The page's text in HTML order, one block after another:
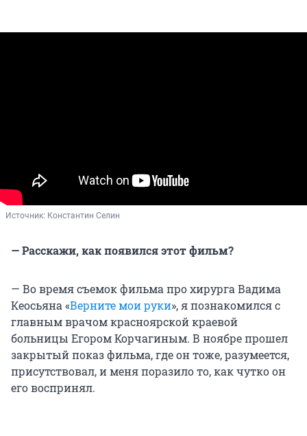
Источник: Константин Селин
— Расскажи, как появился этот фильм?
— Во время съемок фильма про хирурга Вадима
Кеосьяна «Верните мои руки», я познакомился с
главным врачом красноярской краевой
больницы Егором Корчагиным. В ноябре прошел
закрытый показ фильма, где он тоже, разумеется,
присутствовал, и меня поразило то, как чутко он
его воспринял.